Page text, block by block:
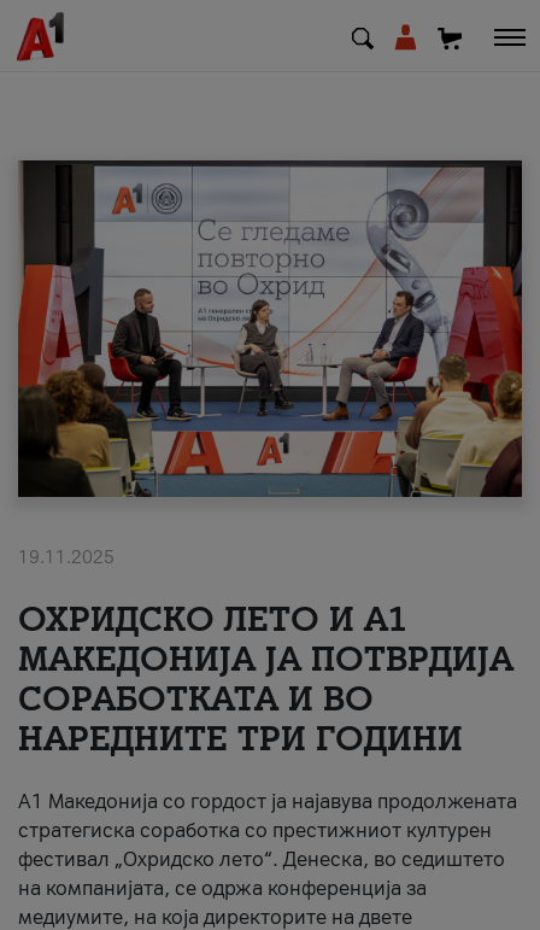
МК SQ
Приватни Деловни
Поддршка
Надополни кредит
#ПодобарОнлајн
19.11.2025
ОХРИДСКО ЛЕТО И A1
МАКЕДОНИЈА ЈА ПОТВРДИЈА
СОРАБОТКАТА И ВО
НАРЕДНИТЕ ТРИ ГОДИНИ
A1 Македонија со гордост ја најавува продолжената
стратегиска соработка со престижниот културен
фестивал „Охридско лето“. Денеска, во седиштето
на компанијата, се одржа конференција за
медиумите, на која директорите на двете